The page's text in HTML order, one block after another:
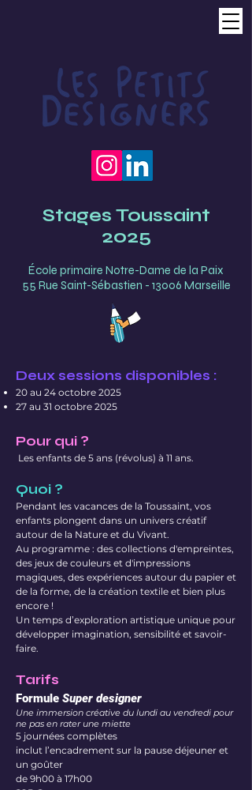
Stages Toussaint
2025
École primaire Notre-Dame de la Paix
55 Rue Saint-Sébastien - 13006 Marseille
Deux sessions disponibles :
20 au 24 octobre 2025
27 au 31 octobre 2025
Pour qui ?
Les enfants de 5 ans (révolus) à 11 ans​.
Quoi ?
Pendant les vacances de la Toussaint, vos
enfants plongent dans un univers créatif
autour de la Nature et du Vivant.
Au programme : des collections d'empreintes,
des jeux de couleurs et d'impressions
magiques, des expériences autour du papier et
de la forme, de la création textile et bien plus
encore !
Un temps d’exploration artistique unique pour
développer imagination, sensibilité et savoir-
faire.
Tarifs
Formule Super designer
Une immersion créative du lundi au vendredi pour
ne pas en rater une miette
5 journées complètes
inclut l’encadrement sur la pause déjeuner et
un goûter
de 9h00 à 17h00